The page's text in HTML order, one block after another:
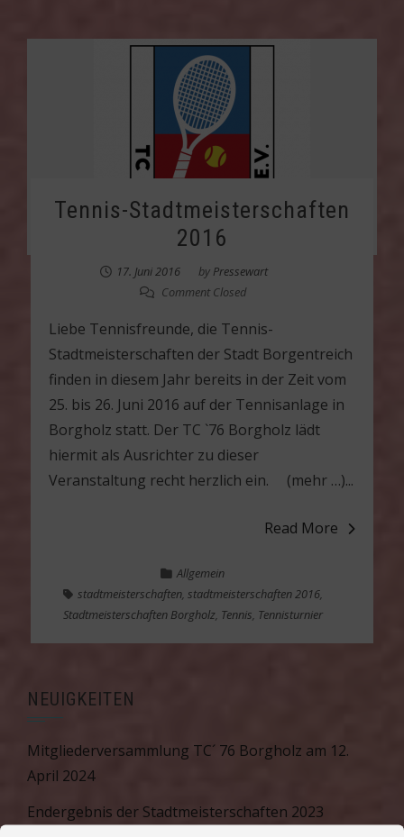
Tennis-Stadtmeisterschaften
2016
17. Juni 2016 by Pressewart
Comment Closed
Liebe Tennisfreunde, die Tennis-
Stadtmeisterschaften der Stadt Borgentreich
finden in diesem Jahr bereits in der Zeit vom
25. bis 26. Juni 2016 auf der Tennisanlage in
Borgholz statt. Der TC `76 Borgholz lädt
hiermit als Ausrichter zu dieser
Veranstaltung recht herzlich ein. (mehr …)...
Read More
Allgemein
stadtmeisterschaften, stadtmeisterschaften 2016,
Stadtmeisterschaften Borgholz, Tennis, Tennisturnier
NEUIGKEITEN
Mitgliederversammlung TC´ 76 Borgholz am 12.
April 2024
Endergebnis der Stadtmeisterschaften 2023